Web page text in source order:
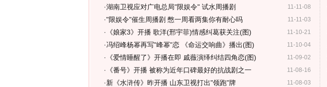
11-11-08
·湖南卫视应对广电总局"限娱令" 试水周播剧
11-11-03
·"限娱令"催生周播剧 憋一周看两集你有耐心吗
11-10-21
· 《娘家3》开播 歌洋(邢宇菲)情感纠葛获关注(图)
11-10-04
·冯绍峰杨幂再写"峰幂"恋 《命运交响曲》播出(图)
11-09-02
· 《爱情睡醒了》开播在即 戚薇演绎纠结四角恋(图)
11-08-16
· 《番号》开播 被称为近年口碑最好的抗战剧之一
11-08-03
·新《水浒传》昨开播 山东卫视打出"领跑"牌